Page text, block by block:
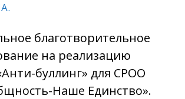
благотворительное
на реализацию
буллинг» для СРОО
Наше Единство».